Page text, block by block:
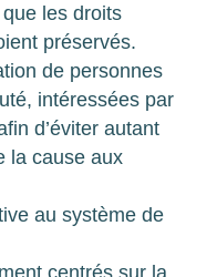
les droits
préservés.
de personnes
intéressées par
d’éviter autant
la cause aux
au système de
centrés sur la